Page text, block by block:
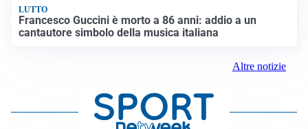
LUTTO
Francesco Guccini è morto a 86 anni: addio a un
cantautore simbolo della musica italiana
Altre notizie